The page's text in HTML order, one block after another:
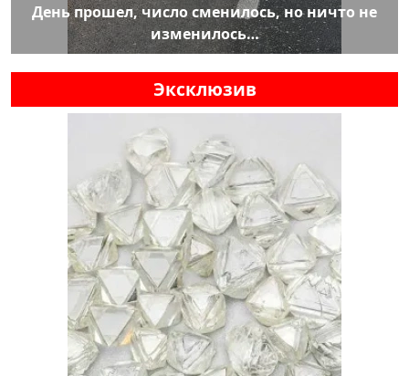
День прошел, число сменилось, но ничто не
изменилось…
Эксклюзив